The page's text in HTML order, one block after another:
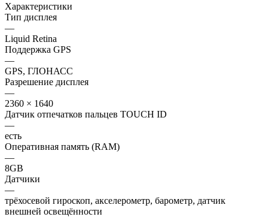
Характеристики
Тип дисплея
—
Liquid Retina
Поддержка GPS
—
GPS, ГЛОНАСС
Разрешение дисплея
—
2360 × 1640
Датчик отпечатков пальцев TOUCH ID
—
есть
Оперативная память (RAM)
—
8GB
Датчики
—
трёхосевой гироскоп, акселерометр, барометр, датчик
внешней освещённости